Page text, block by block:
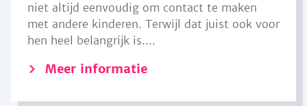
niet altijd eenvoudig om contact te maken
met andere kinderen. Terwijl dat juist ook voor
hen heel belangrijk is....
Meer informatie